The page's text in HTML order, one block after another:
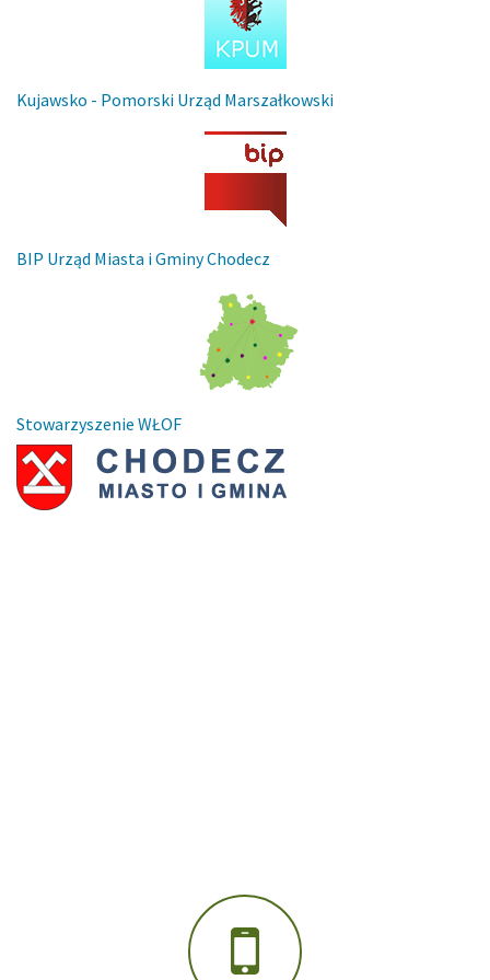
Kujawsko - Pomorski Urząd Marszałkowski
BIP Urząd Miasta i Gminy Chodecz
Stowarzyszenie WŁOF